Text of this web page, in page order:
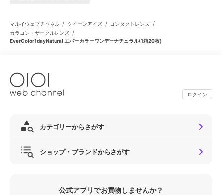
マルイウェブチャネル / クイーンアイズ / コンタクトレンズ /
カラコン・サークルレンズ /
EverColor1dayNatural エバーカラーワンデーナチュラル(1箱20枚)
ログイン
カテゴリーからさがす
ショップ・ブランドからさがす
公式アプリでお買物しませんか？